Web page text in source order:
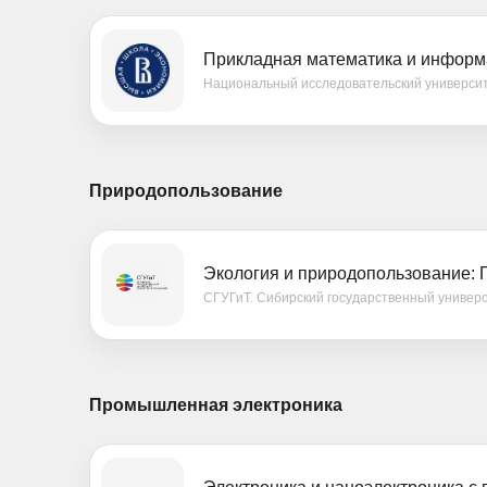
Прикладная математика и
Национальный исследовательский
Природопользование
Экология и природопользование:
СГУГиТ. Сибирский государственный
Промышленная электроника